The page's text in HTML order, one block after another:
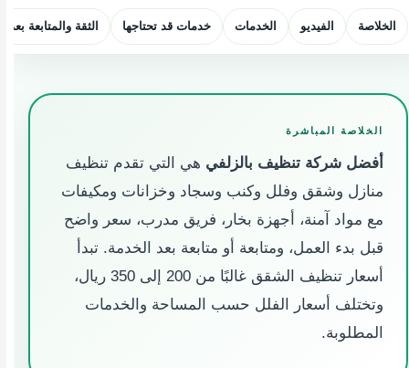
الخلاصة الفيديو الخدمات خدمات قد تحتاجها الثقة والمتابعة بعد
الخلاصة المباشرة
أفضل شركة تنظيف بالزلفي هي التي تقدم تنظيف
منازل وشقق وفلل وكنب وسجاد وخزانات ومكيفات
مع مواد آمنة، أجهزة بخار، فريق مدرب، سعر واضح
قبل بدء العمل، ومتابعة أو متابعة بعد الخدمة. تبدأ
أسعار تنظيف الشقق غالبًا من 200 إلى 350 ريال،
وتختلف أسعار الفلل حسب المساحة والخدمات
المطلوبة.